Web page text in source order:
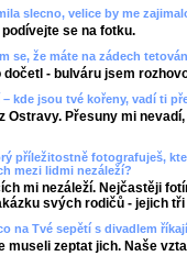
slecno, velice by me
se na fotku.
se, že máte na zádech
dočetl - bulváru jsem
– kde jsou tvé kořeny, vadí ti
Ostravy. Přesuny mi
příležitostně fotografuješ,
mezi lidmi nezáleží?
mi nezáleží. Nejčastěji
svých rodičů - jejich
na Tvé sepětí s divadlem
museli zeptat jich. Naše